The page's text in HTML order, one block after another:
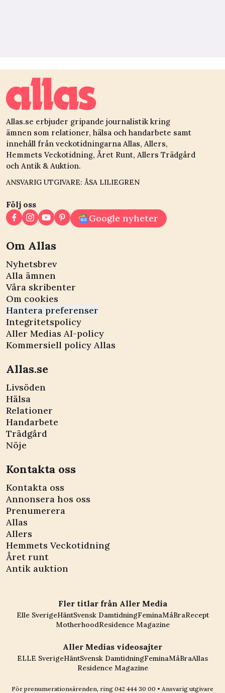
Allas.se erbjuder gripande journalistik kring
ämnen som relationer, hälsa och handarbete samt
innehåll från veckotidningarna Allas, Allers,
Hemmets Veckotidning, Året Runt, Allers Trädgård
och Antik & Auktion.
ANSVARIG UTGIVARE: ÅSA LILIEGREN
Följ oss
Google nyheter
Om Allas
Nyhetsbrev
Alla ämnen
Våra skribenter
Om cookies
Hantera preferenser
Integritetspolicy
Aller Medias AI-policy
Kommersiell policy Allas
Allas.se
Livsöden
Hälsa
Relationer
Handarbete
Trädgård
Nöje
Kontakta oss
Kontakta oss
Annonsera hos oss
Prenumerera
Allas
Allers
Hemmets Veckotidning
Året runt
Antik auktion
Fler titlar från Aller Media
Elle SverigeHäntSvensk DamtidningFeminaMåBraRecept
MotherhoodResidence Magazine
Aller Medias videosajter
ELLE SverigeHäntSvensk DamtidningFeminaMåBraAllas
Residence Magazine
För prenumerationsärenden, ring 042 444 30 00 • Ansvarig utgivare